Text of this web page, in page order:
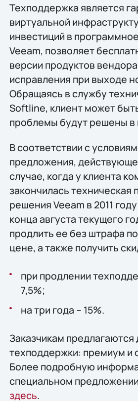
Техподдержка является
виртуальной
инвестиций в
Veeam, позволяет
версии продуктов
исправления при выходе
Обращаясь в службу
Softline, клиент может
проблемы будут решены в
В соответствии с
предложения,
случае, когда у клиента
закончилась техническая
решения Veeam в 2011
конца августа текущего
продлить ее без штрафа
цене, а также получить
при продлении
7,5%;
на три года – 15%.
Заказчикам предлагаются
техподдержки: премиум и
Более подробную
специальном
здесь.